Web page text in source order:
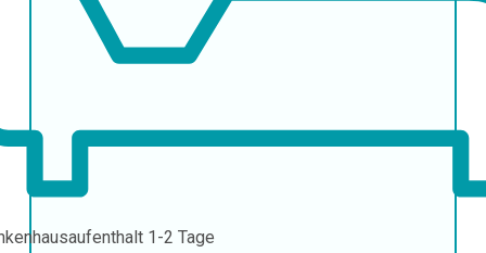
1-2 Tage